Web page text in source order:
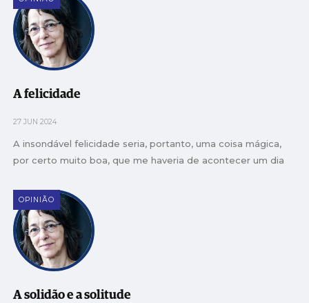
A felicidade
27 JUN 2024
A insondável felicidade seria, portanto, uma coisa mágica,
por certo muito boa, que me haveria de acontecer um dia
OPINIÃO
A solidão e a solitude